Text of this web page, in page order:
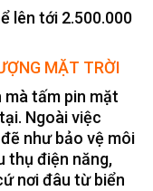
lên tới 2.500.000
MẶT TRỜI
mà tấm pin mặt
Ngoài việc
như bảo vệ môi
thụ điện năng,
nơi đâu từ biển